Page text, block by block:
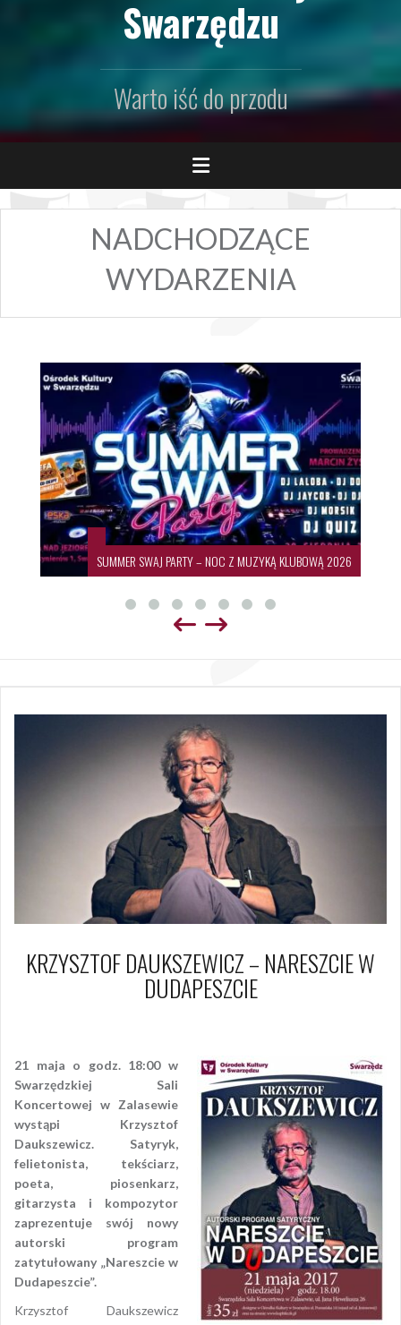
Swarzędzu
Warto iść do przodu
NADCHODZĄCE
WYDARZENIA
SUMMER SWAJ PARTY – NOC Z MUZYKĄ KLUBOWĄ 2026
KRZYSZTOF DAUKSZEWICZ – NARESZCIE W
DUDAPESZCIE
21 maja o godz. 18:00 w
Swarzędzkiej Sali
Koncertowej w Zalasewie
wystąpi Krzysztof
Daukszewicz. Satyryk,
felietonista, tekściarz,
poeta, piosenkarz,
gitarzysta i kompozytor
zaprezentuje swój nowy
autorski program
zatytułowany „Nareszcie w
Dudapeszcie”.
Krzysztof Daukszewicz